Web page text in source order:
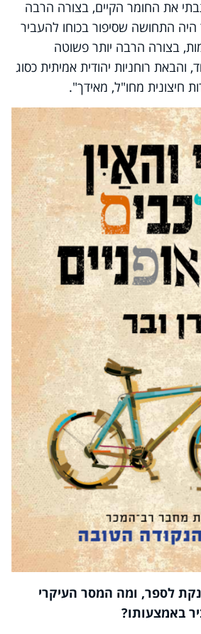
את החומר הקיים, בצורה הרבה
היה התחושה שסיפור בכוחו להעביר
בצורה הרבה יותר פשוטה
רוחניות יהודית אמיתית כסוג
חיצונית מחו"ל, מאידך".
לספר, ומה המסר העיקרי
באמצעותו?